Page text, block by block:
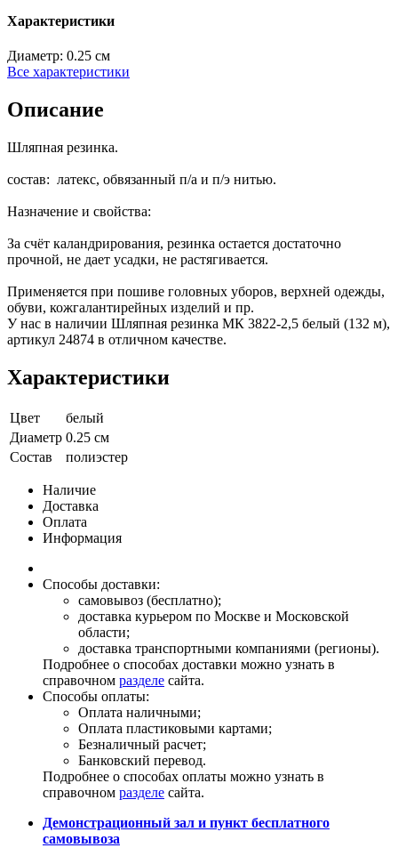
Характеристики
Диаметр: 0.25 см
Все характеристики
Описание
Шляпная резинка.
состав: латекс, обвязанный п/а и п/э нитью.
Назначение и свойства:
За счёт каландрирования, резинка остается достаточно
прочной, не дает усадки, не растягивается.
Применяется при пошиве головных уборов, верхней одежды,
обуви, кожгалантирейных изделий и пр.
У нас в наличии Шляпная резинка МК 3822-2,5 белый (132 м),
артикул 24874 в отличном качестве.
Характеристики
Цвет
белый
Диаметр 0.25 см
Состав
полиэстер
Наличие
Доставка
Оплата
Информация
Способы доставки:
самовывоз (бесплатно);
доставка курьером по Москве и Московской
области;
доставка транспортными компаниями (регионы).
Подробнее о способах доставки можно узнать в
справочном разделе сайта.
Способы оплаты:
Оплата наличными;
Оплата пластиковыми картами;
Безналичный расчет;
Банковский перевод.
Подробнее о способах оплаты можно узнать в
справочном разделе сайта.
Демонстрационный зал и пункт бесплатного
самовывоза